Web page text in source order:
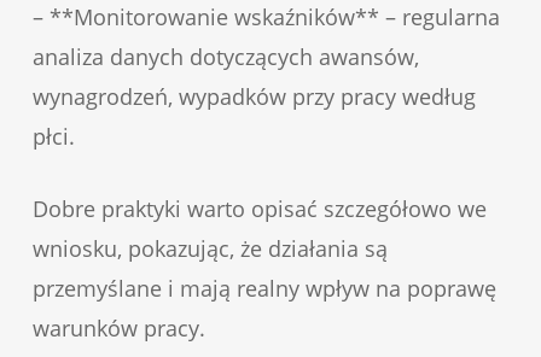
– **Monitorowanie wskaźników** – regularna
analiza danych dotyczących awansów,
wynagrodzeń, wypadków przy pracy według
płci.
Dobre praktyki warto opisać szczegółowo we
wniosku, pokazując, że działania są
przemyślane i mają realny wpływ na poprawę
warunków pracy.